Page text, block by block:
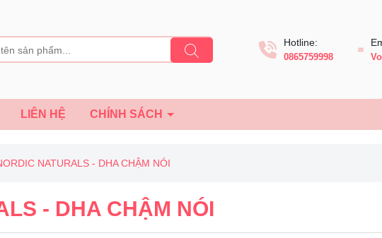
Hotline:
0865759998
LIÊN HỆ CHÍNH SÁCH
NATURALS - DHA CHẬM NÓI
- DHA CHẬM NÓI